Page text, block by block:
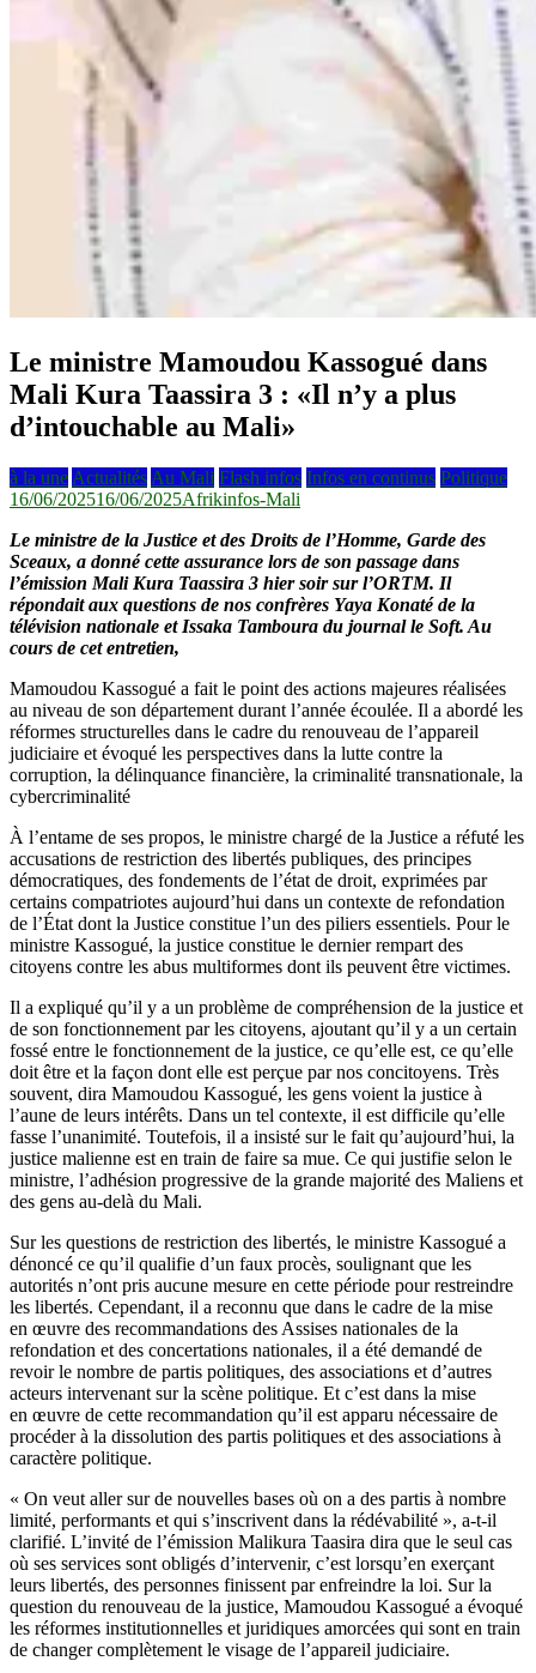
Le ministre Mamoudou Kassogué dans
Mali Kura Taassira 3 : «Il n’y a plus
d’intouchable au Mali»
à la une Actualités Au Mali Flash infos Infos en continus Politique
16/06/202516/06/2025Afrikinfos-Mali
Le ministre de la Justice et des Droits de l’Homme, Garde des
Sceaux, a donné cette assurance lors de son passage dans
l’émission Mali Kura Taassira 3 hier soir sur l’ORTM. Il
répondait aux questions de nos confrères Yaya Konaté de la
télévision nationale et Issaka Tamboura du journal le Soft. Au
cours de cet entretien,
Mamoudou Kassogué a fait le point des actions majeures réalisées
au niveau de son département durant l’année écoulée. Il a abordé les
réformes structurelles dans le cadre du renouveau de l’appareil
judiciaire et évoqué les perspectives dans la lutte contre la
corruption, la délinquance financière, la criminalité transnationale, la
cybercriminalité
À l’entame de ses propos, le ministre chargé de la Justice a réfuté les
accusations de restriction des libertés publiques, des principes
démocratiques, des fondements de l’état de droit, exprimées par
certains compatriotes aujourd’hui dans un contexte de refondation
de l’État dont la Justice constitue l’un des piliers essentiels. Pour le
ministre Kassogué, la justice constitue le dernier rempart des
citoyens contre les abus multiformes dont ils peuvent être victimes.
Il a expliqué qu’il y a un problème de compréhension de la justice et
de son fonctionnement par les citoyens, ajoutant qu’il y a un certain
fossé entre le fonctionnement de la justice, ce qu’elle est, ce qu’elle
doit être et la façon dont elle est perçue par nos concitoyens. Très
souvent, dira Mamoudou Kassogué, les gens voient la justice à
l’aune de leurs intérêts. Dans un tel contexte, il est difficile qu’elle
fasse l’unanimité. Toutefois, il a insisté sur le fait qu’aujourd’hui, la
justice malienne est en train de faire sa mue. Ce qui justifie selon le
ministre, l’adhésion progressive de la grande majorité des Maliens et
des gens au-delà du Mali.
Sur les questions de restriction des libertés, le ministre Kassogué a
dénoncé ce qu’il qualifie d’un faux procès, soulignant que les
autorités n’ont pris aucune mesure en cette période pour restreindre
les libertés. Cependant, il a reconnu que dans le cadre de la mise
en œuvre des recommandations des Assises nationales de la
refondation et des concertations nationales, il a été demandé de
revoir le nombre de partis politiques, des associations et d’autres
acteurs intervenant sur la scène politique. Et c’est dans la mise
en œuvre de cette recommandation qu’il est apparu nécessaire de
procéder à la dissolution des partis politiques et des associations à
caractère politique.
« On veut aller sur de nouvelles bases où on a des partis à nombre
limité, performants et qui s’inscrivent dans la rédévabilité », a-t-il
clarifié. L’invité de l’émission Malikura Taasira dira que le seul cas
où ses services sont obligés d’intervenir, c’est lorsqu’en exerçant
leurs libertés, des personnes finissent par enfreindre la loi. Sur la
question du renouveau de la justice, Mamoudou Kassogué a évoqué
les réformes institutionnelles et juridiques amorcées qui sont en train
de changer complètement le visage de l’appareil judiciaire.